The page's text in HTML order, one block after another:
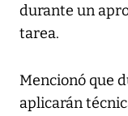
durante un
tarea.
Mencionó que
aplicarán